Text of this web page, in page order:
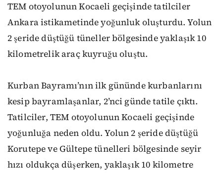
TEM otoyolunun Kocaeli geçişinde tatilciler
Ankara istikametinde yoğunluk oluşturdu. Yolun
2 şeride düştüğü tüneller bölgesinde yaklaşık 10
kilometrelik araç kuyruğu oluştu.
Kurban Bayramı’nın ilk gününde kurbanlarını
kesip bayramlaşanlar, 2’nci günde tatile çıktı.
Tatilciler, TEM otoyolunun Kocaeli geçişinde
yoğunluğa neden oldu. Yolun 2 şeride düştüğü
Korutepe ve Gültepe tünelleri bölgesinde seyir
hızı oldukça düşerken, yaklaşık 10 kilometre